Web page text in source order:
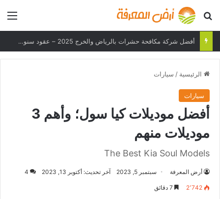
بحث عن
هل يمكن لهاتفك تحمل درجات الحرارة القصوى؟
الرئيسية / سيارات
سيارات
أفضل موديلات كيا سول؛ وأهم 3
موديلات منهم
The Best Kia Soul Models
أرض المعرفة سبتمبر 5, 2023 آخر تحديث: أكتوبر 13, 2023 4
2٬742